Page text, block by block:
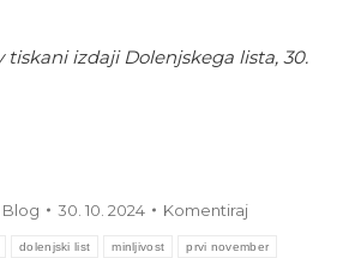
tiskani izdaji Dolenjskega lista, 30.
Blog 30. 10. 2024
Komentiraj
dolenjski list minljivost prvi november